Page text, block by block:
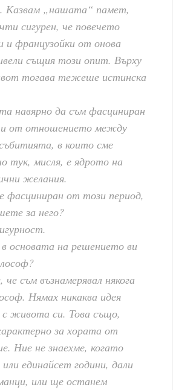
Казвам „нашата“ памет,
сигурен, че повечето
и французойки от онова
същия този опит. Върху
тогава тежеше истинска
навярно да съм фасциниран
от отношението между
в които сме
тук, мисля, е ядрото на
желания.
от този период,
за него?
основата на решението ви
съм възнамерявал някога
Нямах никаква идея
с живота си. Това също,
за хората от
Ние не знаехме, когато
единайсет години, дали
или ще останем